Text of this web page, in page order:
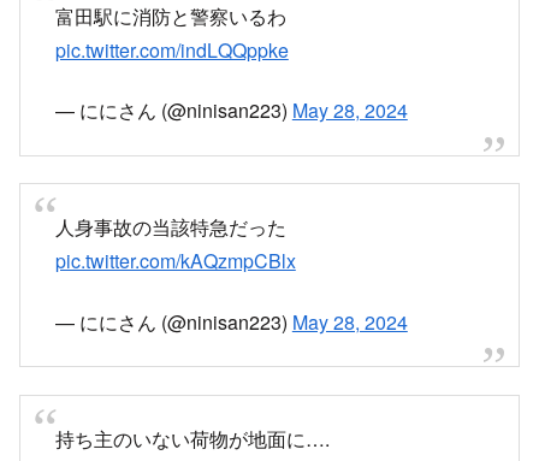
富田駅に消防と警察いるわ
pic.twitter.com/indLQQppke
— ににさん (@ninisan223) May 28, 2024
人身事故の当該特急だった
pic.twitter.com/kAQzmpCBlx
— ににさん (@ninisan223) May 28, 2024
持ち主のいない荷物が地面に….